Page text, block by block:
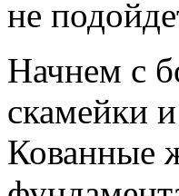
не
Начнем с
скамейки
Кованные